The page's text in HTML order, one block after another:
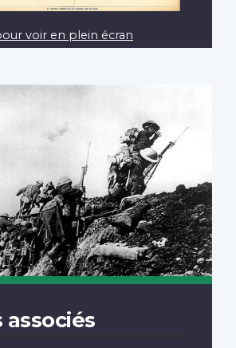
voir en plein écran
associés